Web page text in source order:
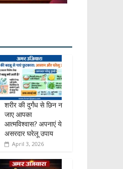
शरीर की दुर्गंध से छिन न
जाए आपका
आत्मविश्वास? अपनाएं ये
असरदार घरेलू उपाय
April 3, 2026